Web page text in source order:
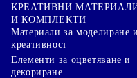
КРЕАТИВНИ
И КОМПЛЕКТИ
Mатериали за моделиране и
креативност
Елементи за оцветяване и
декориране